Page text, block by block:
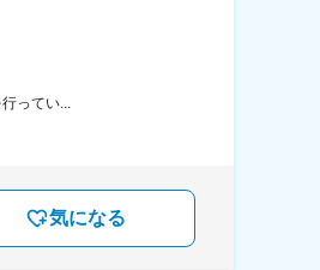
ってい...
気になる